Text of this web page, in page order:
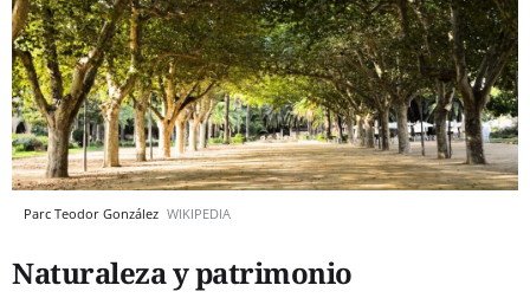
Parc Teodor González WIKIPEDIA
Naturaleza y patrimonio